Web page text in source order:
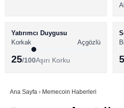
BİTCOİN HABERLERİ
ALTCOİN HABERLERİ
SÖZLÜK
Yatırımcı Duygusu
Korkak
Açgözlü
25/100Aşırı Korku
Ana Sayfa › Memecoin Haberleri